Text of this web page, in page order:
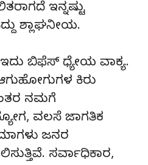
ಇನ್ನಷ್ಟು‌
ಶ್ಲಾಘನೀಯ.
ಇದು ಬಿಫೆಸ್ ಧ್ಯೇಯ ವಾಕ್ಯ.
ಕಿರು
ನಮಗೆ
ವಲಸೆ ಜಾಗತಿಕ‌
ಜನರ
ಸರ್ವಾಧಿಕಾರ,